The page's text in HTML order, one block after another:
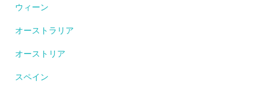
ウィーン
オーストラリア
オーストリア
スペイン